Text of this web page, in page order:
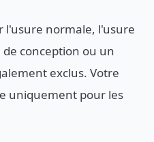
l'usure normale, l'usure
conception ou un
exclus. Votre
uniquement pour les